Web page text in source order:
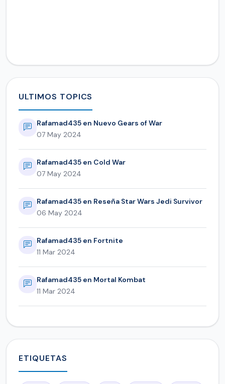
ULTIMOS TOPICS
Rafamad435 en Nuevo Gears of War
07 May 2024
Rafamad435 en Cold War
07 May 2024
Rafamad435 en Reseña Star Wars Jedi Survivor
06 May 2024
Rafamad435 en Fortnite
11 Mar 2024
Rafamad435 en Mortal Kombat
11 Mar 2024
ETIQUETAS